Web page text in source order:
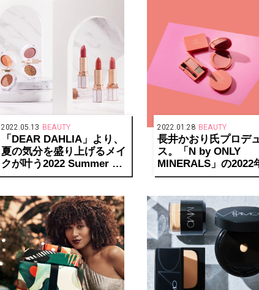
2022.05.13 BEAUTY
「DEAR DAHLIA」より、
夏の気分を盛り上げるメイ
クが叶う2022 Summer 新
作コレクション「ロマンチ
ョン」が発売！
2022.01.28 BEAUTY
長井かおり氏プロデ
ス。「N by ONLY
MINERALS」の2022
プリングコレクショ